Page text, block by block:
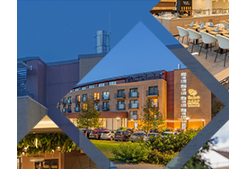
subiective, examinarea poligraf
fiziologici măsurabili, ceea ce
de obiectivitate în procesul de
testul este utilizat în
investigații interne, procese de
funcții sensibile sau verificarea
unor anchete.